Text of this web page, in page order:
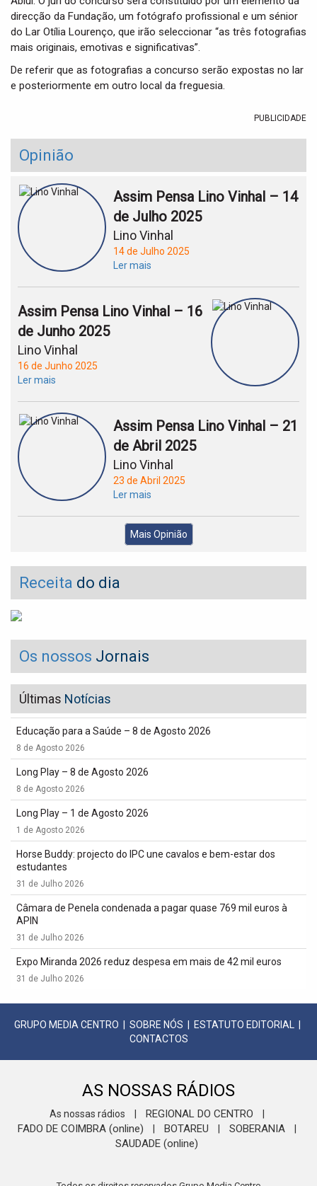
direcção da Fundação, um fotógrafo profissional e um sénior
do Lar Otília Lourenço, que irão seleccionar “as três fotografias
mais originais, emotivas e significativas”.
De referir que as fotografias a concurso serão expostas no lar
e posteriormente em outro local da freguesia.
PUBLICIDADE
Opinião
Assim Pensa Lino Vinhal – 14
de Julho 2025
Lino Vinhal
14 de Julho 2025
Ler mais
Assim Pensa Lino Vinhal – 16
de Junho 2025
Lino Vinhal
16 de Junho 2025
Ler mais
Assim Pensa Lino Vinhal – 21
de Abril 2025
Lino Vinhal
23 de Abril 2025
Ler mais
Mais Opinião
Receita do dia
Os nossos Jornais
Últimas Notícias
Educação para a Saúde – 8 de Agosto 2026
8 de Agosto 2026
Long Play – 8 de Agosto 2026
8 de Agosto 2026
Long Play – 1 de Agosto 2026
1 de Agosto 2026
Horse Buddy: projecto do IPC une cavalos e bem-estar dos
estudantes
31 de Julho 2026
Câmara de Penela condenada a pagar quase 769 mil euros à
APIN
31 de Julho 2026
Expo Miranda 2026 reduz despesa em mais de 42 mil euros
31 de Julho 2026
GRUPO MEDIA CENTRO SOBRE NÓS ESTATUTO EDITORIAL
CONTACTOS
AS NOSSAS RÁDIOS
As nossas rádios REGIONAL DO CENTRO
FADO DE COIMBRA (online) BOTAREU SOBERANIA
SAUDADE (online)